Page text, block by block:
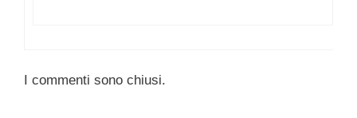
I commenti sono chiusi.